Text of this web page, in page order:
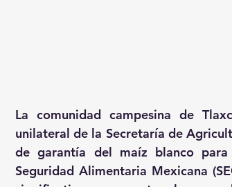
La comunidad campesina de
unilateral de la Secretaría de
de garantía del maíz blanco para
Seguridad Alimentaria Mexicana